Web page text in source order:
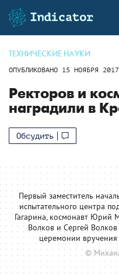
ТЕХНИЧЕСКИЕ НАУКИ
ОПУБЛИКОВАНО 15 НОЯБРЯ
Ректоров и
наградили в
Обсудить
Первый заместитель
испытательного центра
Гагарина, космонавт Юрий
Волков и Сергей
церемонии
©